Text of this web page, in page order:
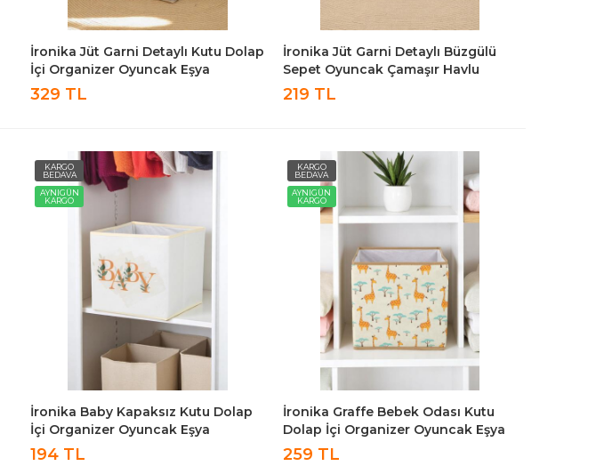
İronika Jüt Garni Detaylı Kutu Dolap
İçi Organizer Oyuncak Eşya
Çamaşır Saklama Kutusu
Düzenleyici
329 TL
İronika Jüt Garni Detaylı Büzgülü
Sepet Oyuncak Çamaşır Havlu
Sepeti Yuvarlak Temiz Kirli Çamaşır
Sepeti
219 TL
KARGO
BEDAVA
AYNIGÜN
KARGO
İronika Baby Kapaksız Kutu Dolap
İçi Organizer Oyuncak Eşya
Çamaşır Saklama Kutusu
Düzenleyici 30X30X30
194 TL
KARGO
BEDAVA
AYNIGÜN
KARGO
İronika Graffe Bebek Odası Kutu
Dolap İçi Organizer Oyuncak Eşya
Çamaşır Saklama Kutusu
Düzenleyici 30x30x30
259 TL